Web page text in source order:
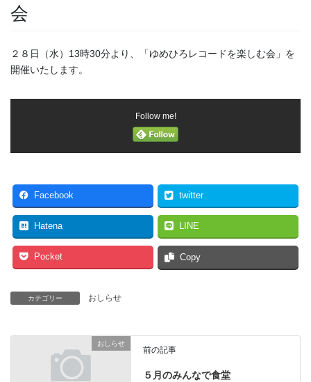
会
２８日（水）13時30分より、「ゆめひろレコードを楽しむ会」を
開催いたします。
Follow me!
Facebook twitter
Hatena LINE
Pocket Copy
カテゴリー おしらせ
おしらせ
前の記事
５月のみんなで食堂